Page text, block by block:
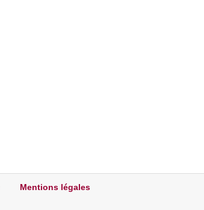
Mentions légales